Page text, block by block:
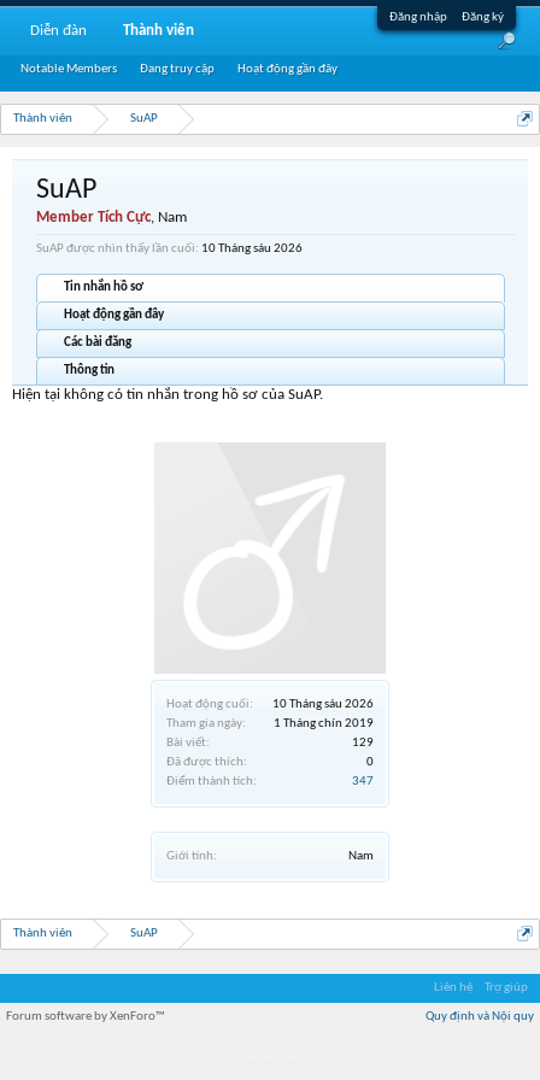
Đăng nhập Đăng ký
Thành viên SuAP
Hoạt động cuối:
10 Tháng sáu 2026
Tham gia ngày:
1 Tháng chín 2019
Bài viết:
129
Đã được thích:
0
Điểm thành tích:
347
Giới tính: Nam
SuAP
Member Tích Cực, Nam
SuAP được nhìn thấy lần cuối: 10 Tháng sáu 2026
Tin nhắn hồ sơ
Hoạt động gần đây
Các bài đăng
Thông tin
Hiện tại không có tin nhắn trong hồ sơ của SuAP.
Thành viên SuAP
Diễn đàn Thành viên
Notable Members Đang truy cập Hoạt động gần đây
Liên hệ Trợ giúp
Quy định và Nội quy
Forum software by XenForo™